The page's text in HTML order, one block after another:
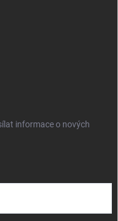
informace o nových